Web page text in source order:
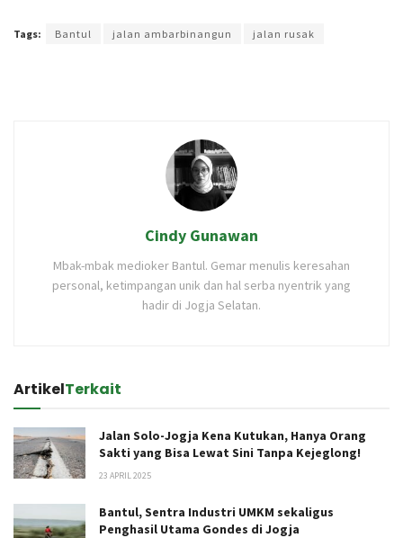
Tags: Bantul jalan ambarbinangun jalan rusak
Cindy Gunawan
Mbak-mbak medioker Bantul. Gemar menulis keresahan
personal, ketimpangan unik dan hal serba nyentrik yang
hadir di Jogja Selatan.
ArtikelTerkait
Jalan Solo-Jogja Kena Kutukan, Hanya Orang
Sakti yang Bisa Lewat Sini Tanpa Kejeglong!
23 APRIL 2025
Bantul, Sentra Industri UMKM sekaligus
Penghasil Utama Gondes di Jogja